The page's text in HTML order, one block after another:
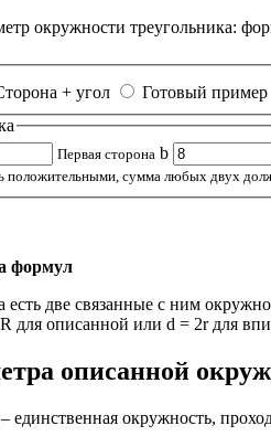
окружности треугольника:
+ угол
Готовый пример
Первая сторона b
положительными, сумма любых двух
формул
есть две связанные с ним
для описанной или d = 2r для
описанной
единственная окружность,